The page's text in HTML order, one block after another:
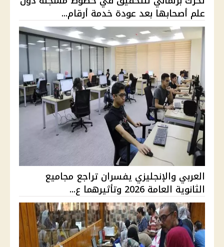
علم أصحابها بعد عودة خدمة أرقام...
العربي والإنجليزي يفسران تراجع مجاميع
الثانوية العامة 2026 وتأثيرهما ع...